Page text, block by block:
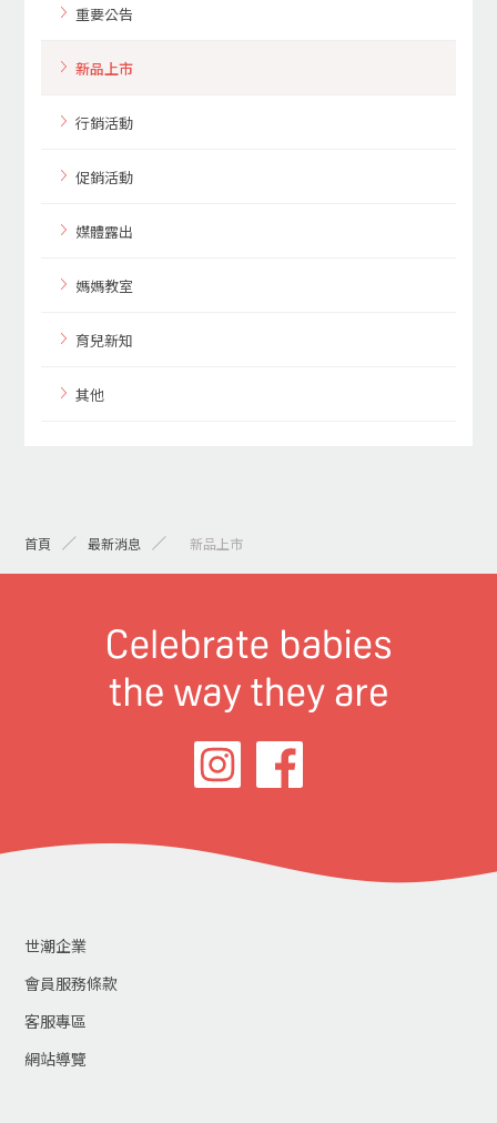
重要公告
新品上市
行銷活動
促銷活動
媒體露出
媽媽教室
育兒新知
其他
首頁 最新消息 > 新品上市
世潮企業
會員服務條款
客服專區
網站導覽